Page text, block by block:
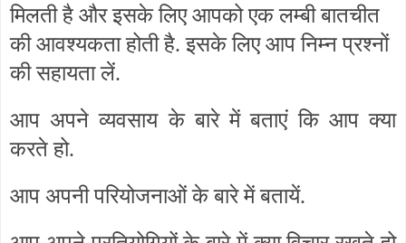
मिलती है और इसके लिए आपको एक लम्बी बातचीत
की आवश्यकता होती है. इसके लिए आप निम्न प्रश्नों
की सहायता लें.
आप अपने व्यवसाय के बारे में बताएं कि आप क्या
करते हो.
आप अपनी परियोजनाओं के बारे में बतायें.